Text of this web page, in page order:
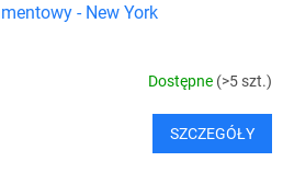
- New York
Dostępne (>5 szt.)
SZCZEGÓŁY